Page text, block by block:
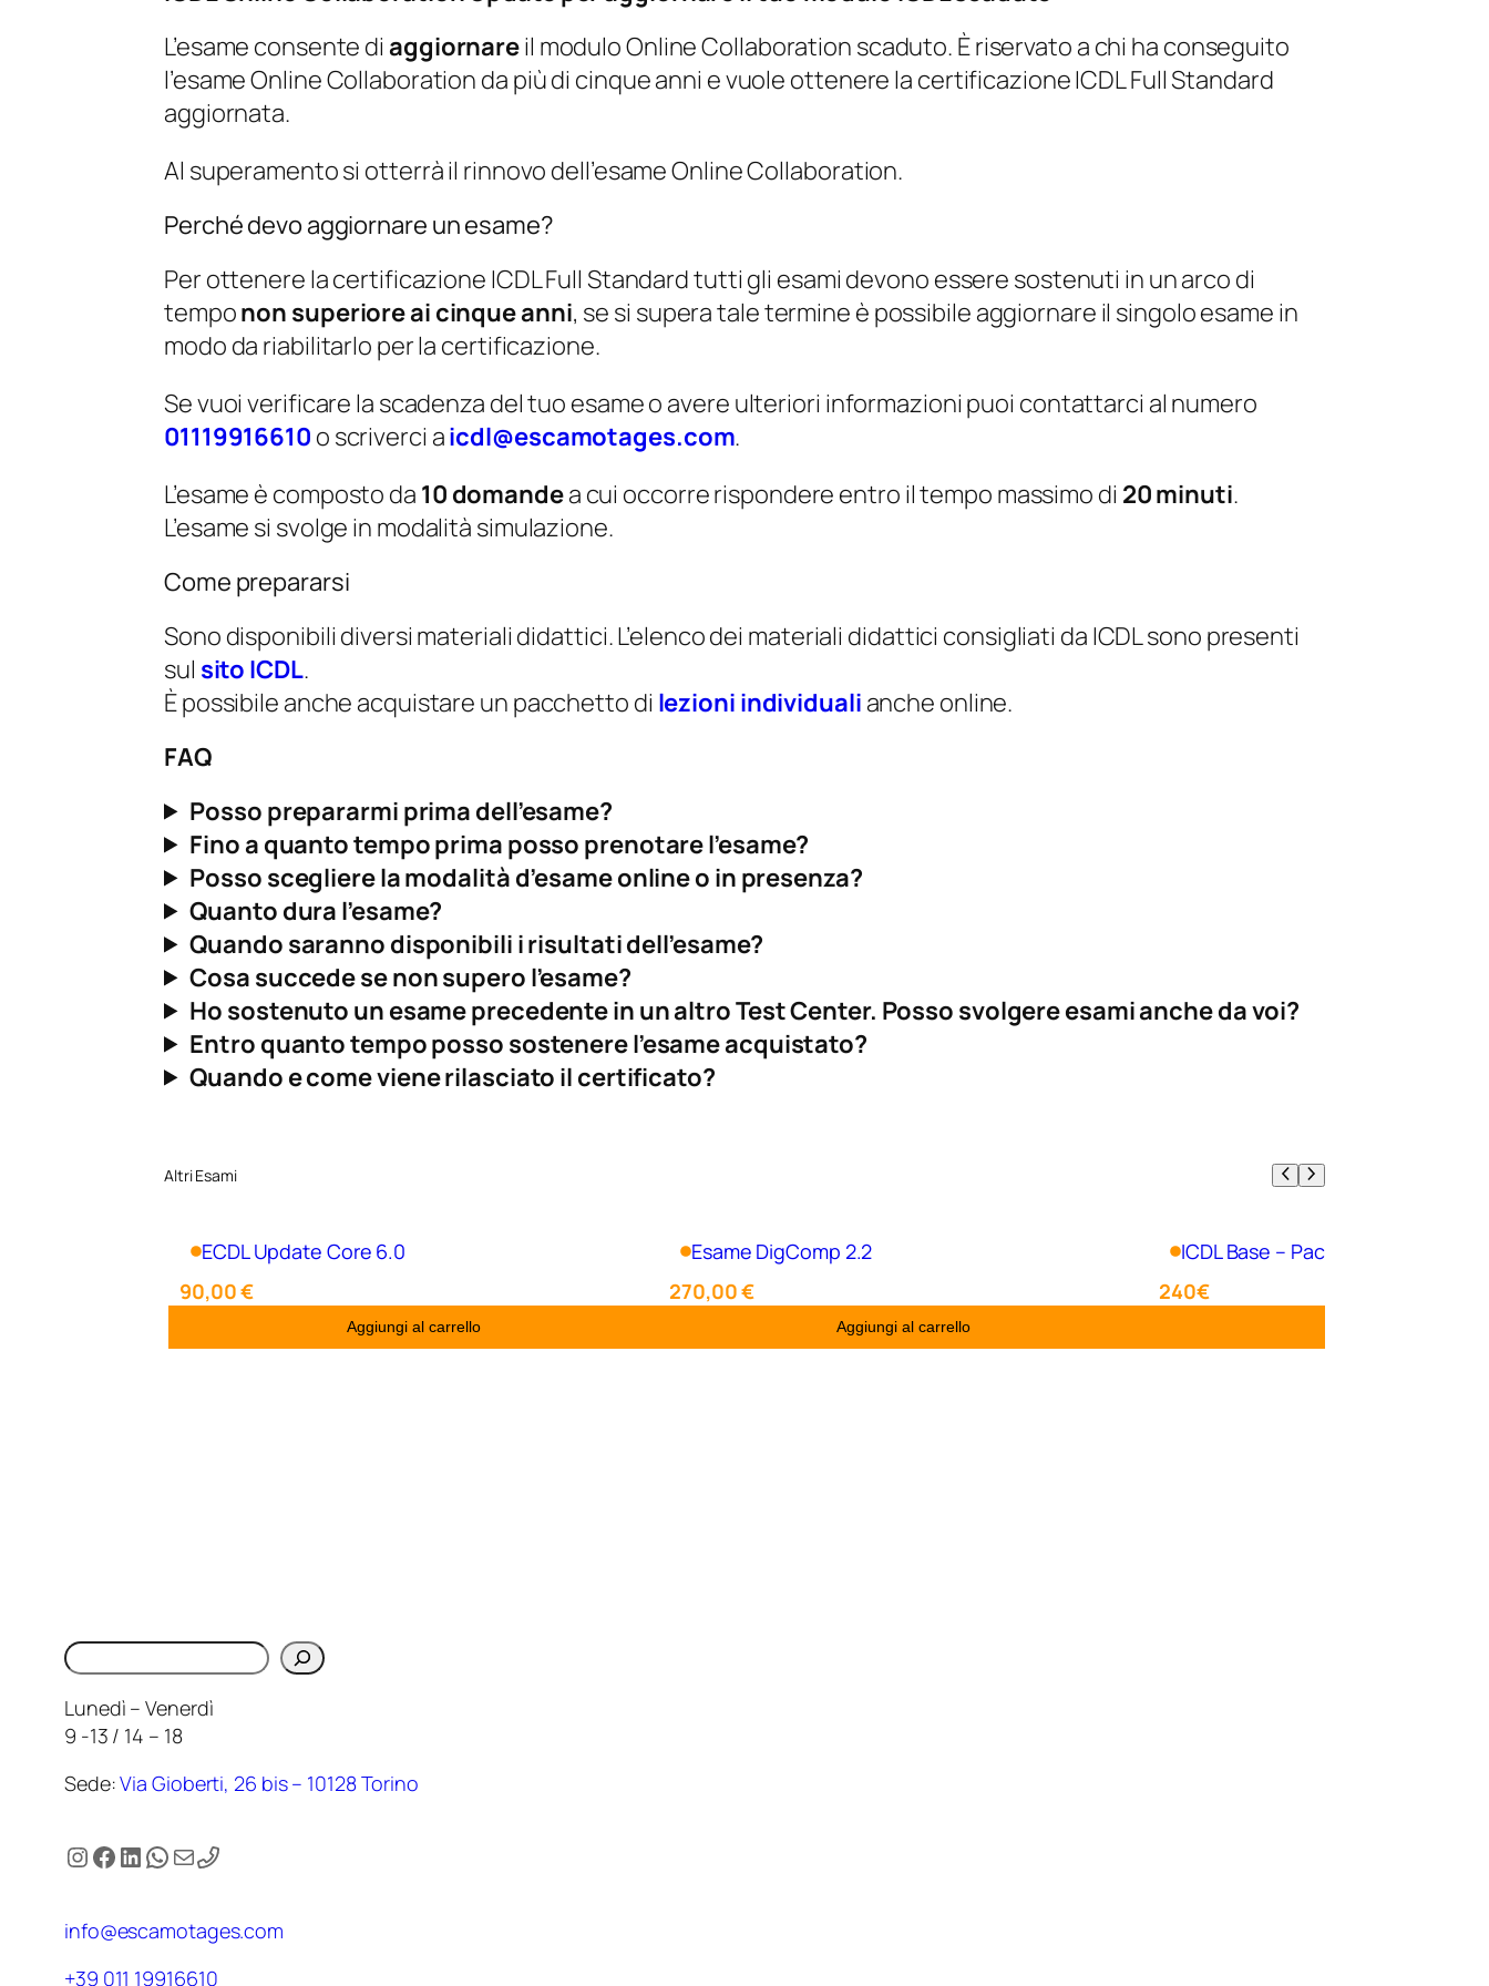
a
b
o
a
o
n
U
d
a
e
n
i
L’esame consente di aggiornareil modulo Online Collaboration scaduto. È riservato a chi ha conseguito
l’esame Online Collaboration da più di cinque anni e vuole ottenere la certificazione ICDL Full Standard
aggiornata.
Al superamento si otterrà il rinnovo dell’esame Online Collaboration.
Perché devo aggiornare un esame?
Per ottenere la certificazione ICDL Full Standard tutti gli esami devono essere sostenuti in un arco di
temponon superiore ai cinque anni, se si supera tale termine è possibile aggiornare il singolo esame in
modo da riabilitarlo per la certificazione.
Se vuoi verificare la scadenza del tuo esame o avere ulteriori informazioni puoi contattarci al numero
01119916610 o scriverci aicdl@escamotages.com.
L’esame è composto da 10 domandea cui occorre rispondere entro il tempo massimo di 20 minuti.
L’esame si svolge in modalità simulazione.
Come prepararsi
Sono disponibili diversi materiali didattici. L’elenco dei materiali didattici consigliati da ICDL sono presenti
sul sito ICDL.
È possibile anche acquistare un pacchetto di lezioni individuali anche online.
FAQ
Posso prepararmi prima dell’esame?
Fino a quanto tempo prima posso prenotare l’esame?
Posso scegliere la modalità d’esame online o in presenza?
Quanto dura l’esame?
Quando saranno disponibili i risultati dell’esame?
Cosa succede se non supero l’esame?
Ho sostenuto un esame precedente in un altro Test Center. Posso svolgere esami anche da voi?
Entro quanto tempo posso sostenere l’esame acquistato?
Quando e come viene rilasciato il certificato?
Altri Esami
ECDL Update Core 6.0
90,00€
Aggiungi al carrello
Esame DigComp 2.2
270,00€
Aggiungi al carrello
ICDL Base – Pacchetto
240€
Cerca
Lunedì – Venerdì
9 -13 / 14 – 18
Sede:Via Gioberti, 26 bis – 10128 Torino
Instagram
Facebook
LinkedIn
WhatsApp
Email
info@escamotages.com
+39 011 19916610